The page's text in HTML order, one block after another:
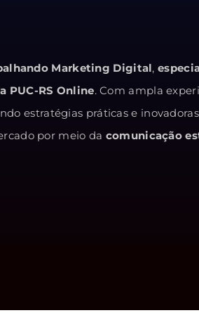
Marketing Digital,
PUC-RS Online. Com ampla
estratégias práticas e
por meio da comunicação